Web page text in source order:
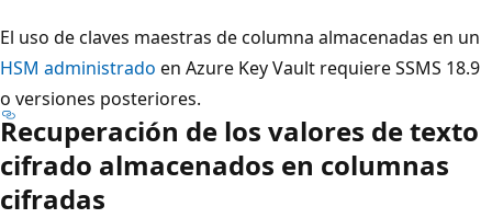
El uso de claves maestras de columna almacenadas en un
HSM administrado en Azure Key Vault requiere SSMS 18.9
o versiones posteriores.
Recuperación de los valores de texto
cifrado almacenados en columnas
cifradas